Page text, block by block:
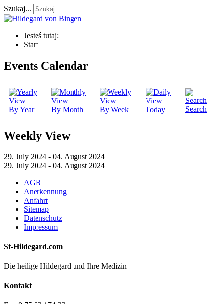
Szukaj...
Jesteś tutaj:
Start
Events Calendar
By Year By Month By Week Today Search
Weekly View
29. July 2024 - 04. August 2024
29. July 2024 - 04. August 2024
AGB
Anerkennung
Anfahrt
Sitemap
Datenschutz
Impressum
St-Hildegard.com
Die heilige Hildegard und Ihre Medizin
Kontakt